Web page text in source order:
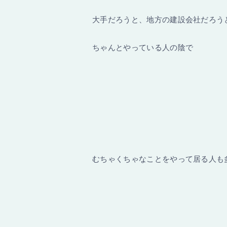
大手だろうと、地方の建設会社だろう
ちゃんとやっている人の陰で
むちゃくちゃなことをやって居る人も